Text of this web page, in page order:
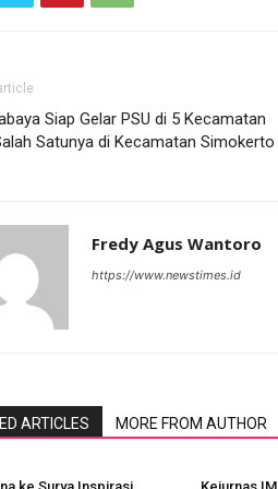
Siap Gelar PSU di 5 Kecamatan
Satunya di Kecamatan Simokerto
Fredy Agus Wantoro
https://www.newstimes.id
ARTICLES MORE FROM AUTHOR